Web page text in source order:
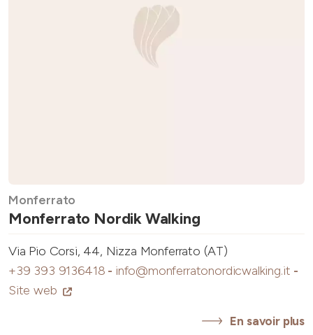
Monferrato
Monferrato Nordik Walking
Via Pio Corsi, 44, Nizza Monferrato (AT)
+39 393 9136418 - info@monferratonordicwalking.it -
Site web
En savoir plus